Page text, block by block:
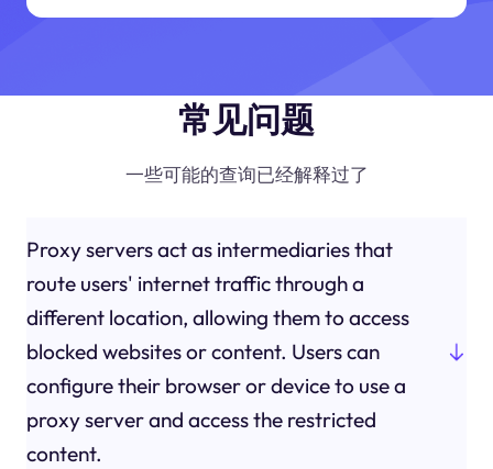
常见问题
一些可能的查询已经解释过了
Proxy servers act as intermediaries that
route users' internet traffic through a
different location, allowing them to access
blocked websites or content. Users can
configure their browser or device to use a
proxy server and access the restricted
content.